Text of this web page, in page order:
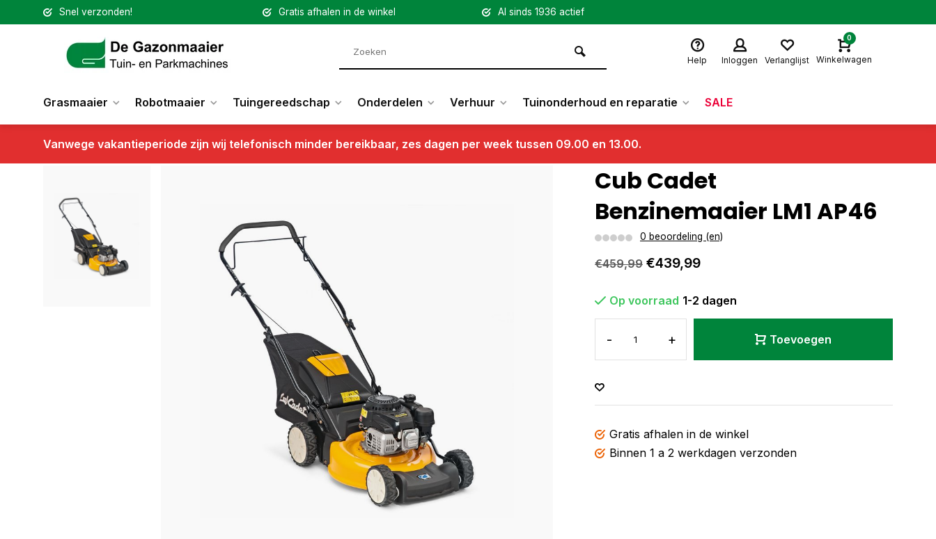
Snel verzonden! Gratis afhalen in de winkel Al sinds 1936 actief
Help Inloggen Verlanglijst
0
Winkelwagen
Grasmaaier Robotmaaier Tuingereedschap Onderdelen Verhuur Tuinonderhoud en reparatie SALE
Vanwege vakantieperiode zijn wij telefonisch minder bereikbaar, zes dagen per week tussen 09.00 en 13.00.
Terug Cub Cadet Benzinemaaier LM1 AP46
Cub Cadet
Benzinemaaier LM1 AP46
0 beoordeling (en)
€459,99 €439,99
Op voorraad 1-2 dagen
- + Toevoegen
Gratis afhalen in de winkel
Binnen 1 a 2 werkdagen verzonden